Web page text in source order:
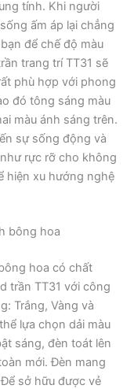
tính. Khi người
ấm áp lại chẳng
để chế độ màu
trang trí TT31 sẽ
phù hợp với phong
đó tông sáng màu
màu ánh sáng trên.
sự sống động và
rực rỡ cho không
hiện xu hướng nghệ
bông hoa
hoa có chất
trần TT31 với công
Trắng, Vàng và
lựa chọn dải màu
sáng, đèn toát lên
mới. Đèn mang
sở hữu được vẻ